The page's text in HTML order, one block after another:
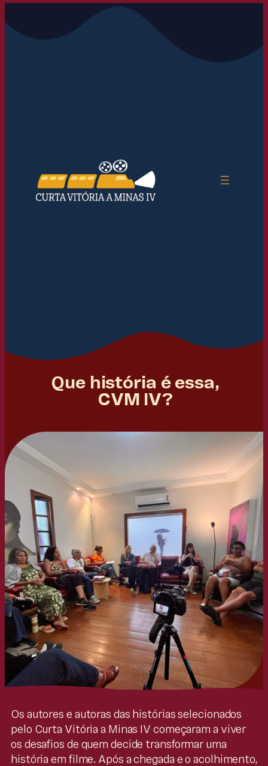
Que história é essa,
CVM IV?
Os autores e autoras das histórias selecionados
pelo Curta Vitória a Minas IV começaram a viver
os desafios de quem decide transformar uma
história em filme. Após a chegada e o acolhimento,